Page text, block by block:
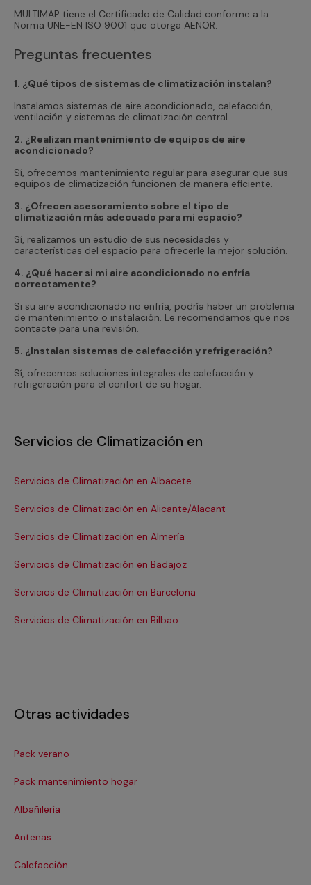
MULTIMAP tiene el Certificado de Calidad conforme a la
Norma UNE-EN ISO 9001 que otorga AENOR.
Preguntas frecuentes
1. ¿Qué tipos de sistemas de climatización instalan?
Instalamos sistemas de aire acondicionado, calefacción,
ventilación y sistemas de climatización central.
2. ¿Realizan mantenimiento de equipos de aire
acondicionado?
Sí, ofrecemos mantenimiento regular para asegurar que sus
equipos de climatización funcionen de manera eficiente.
3. ¿Ofrecen asesoramiento sobre el tipo de
climatización más adecuado para mi espacio?
Sí, realizamos un estudio de sus necesidades y
características del espacio para ofrecerle la mejor solución.
4. ¿Qué hacer si mi aire acondicionado no enfría
correctamente?
Si su aire acondicionado no enfría, podría haber un problema
de mantenimiento o instalación. Le recomendamos que nos
contacte para una revisión.
5. ¿Instalan sistemas de calefacción y refrigeración?
Sí, ofrecemos soluciones integrales de calefacción y
refrigeración para el confort de su hogar.
Servicios de Climatización en
Servicios de Climatización en Albacete
Servicios de Climatización en Alicante/Alacant
Servicios de Climatización en Almería
Servicios de Climatización en Badajoz
Servicios de Climatización en Barcelona
Servicios de Climatización en Bilbao
Otras actividades
Pack verano
Pack mantenimiento hogar
Albañilería
Antenas
Calefacción